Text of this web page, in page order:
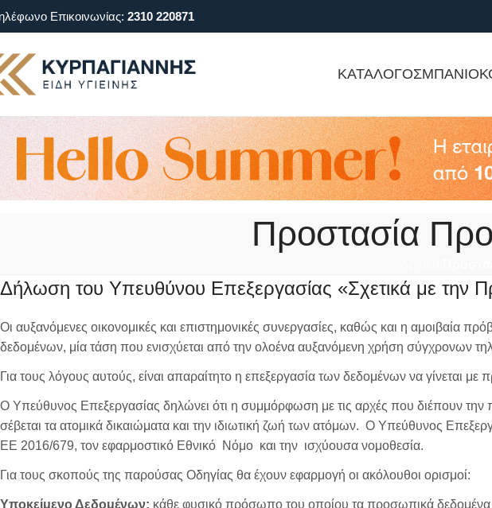
Επικοινωνίας: 2310 220871
ΚΑΤΑΛΟΓΟΣΜΠΑΝΙΟ
Προστασία
Δήλωση του Υπευθύνου Επεξεργασίας «Σχετικά με την
Οι αυξανόμενες οικονομικές και επιστημονικές συνεργασίες, καθώς και η αμοιβαία
δεδομένων, μία τάση που ενισχύεται από την ολοένα αυξανόμενη χρήση σύγχρονων
Για τους λόγους αυτούς, είναι απαραίτητο η επεξεργασία των δεδομένων να γίνεται με
Ο Υπεύθυνος Επεξεργασίας δηλώνει ότι η συμμόρφωση με τις αρχές που διέπουν την
σέβεται τα ατομικά δικαιώματα και την ιδιωτική ζωή των ατόμων. Ο Υπεύθυνος
ΕΕ 2016/679, τον εφαρμοστικό Εθνικό Νόμο και την ισχύουσα νομοθεσία.
Για τους σκοπούς της παρούσας Οδηγίας θα έχουν εφαρμογή οι ακόλουθοι ορισμοί:
Υποκείμενο Δεδομένων: κάθε φυσικό πρόσωπο του οποίου τα προσωπικά δεδομένα